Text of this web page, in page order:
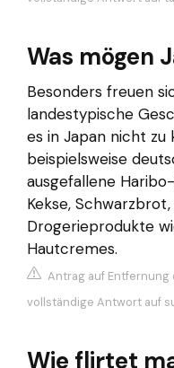
Was mögen
Besonders freuen
landestypische
es in Japan nicht zu
beispielsweise
ausgefallene
Kekse,
Drogerieprodukte
Hautcremes.
Antrag auf Entfernung
vollständige Antwort auf
Wie flirtet